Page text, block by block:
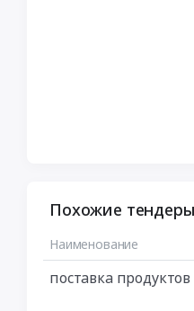
Похожие тендеры
Наименование
поставка